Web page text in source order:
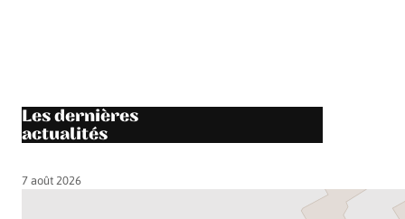
Les dernières
actualités
7 août 2026